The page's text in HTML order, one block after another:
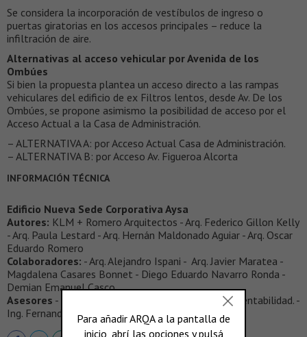
Se considera la incorporación de vestíbulos de ingreso o
puertas giratorias en los accesos principales – reduce la
infiltración de aire.
Alternativas al acceso vehicular por Avenida de los
Ombúes
Si bien la propuesta plantea un acceso directo a las rampas
vehiculares del edificio de ex Filtros lentos, desde Av. De los
Ombúes, se propone asimismo la posibilidad de acceso por el
Acceso Actual a la Casa de Administración.
– ALTERNATIVA A: por Acceso Actual Casa de Administración.
– ALTERNATIVA B: por Acceso Av. Figueroa Alcorta
INFORMACIÓN TÉCNICA
Edificio Nueva Sede Corporativa Aysa
Autores: KLM + Romero Arquitectos - Arq. Federico Gillon Kelly
- Arq. Paula Lestard - Arq. Hernán Maldonado Aguiar - Arq. Oscar
Eduardo Romero
Colaboradores: - Arq. Alejandro Ispani - Arq. Javier Maratea -
Magdalena Casares Bonnet - Diego Eduardo Navarro Ronda -
Demian Emanuel Casco
Asesores - Estudio Grinberg – Instalaciones Y Sustentabilidad. -
Ing. Fernando Gonzalez – Paisajismo